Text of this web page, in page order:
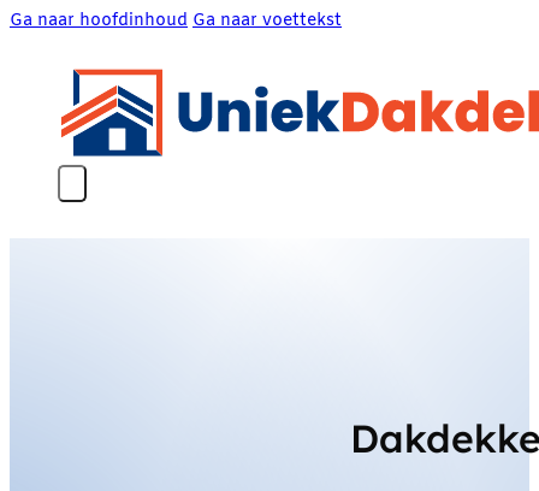
Ga naar hoofdinhoud Ga naar voettekst